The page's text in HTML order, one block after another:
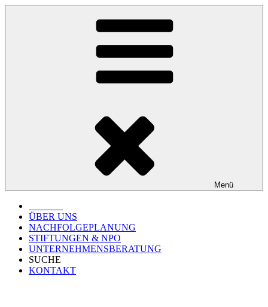
Zum
Menü
ÜBER UNS
NACHFOLGEPLANUNG
STIFTUNGEN & NPO
UNTERNEHMENSBERATUNG
SUCHE
KONTAKT